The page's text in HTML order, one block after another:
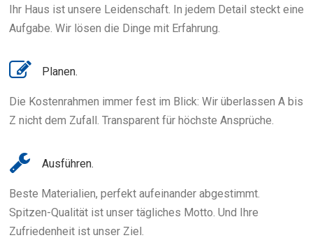
Ihr Haus ist unsere Leidenschaft. In jedem Detail steckt eine
Aufgabe. Wir lösen die Dinge mit Erfahrung.
Planen.
Die Kostenrahmen immer fest im Blick: Wir überlassen A bis
Z nicht dem Zufall. Transparent für höchste Ansprüche.
Ausführen.
Beste Materialien, perfekt aufeinander abgestimmt.
Spitzen-Qualität ist unser tägliches Motto. Und Ihre
Zufriedenheit ist unser Ziel.